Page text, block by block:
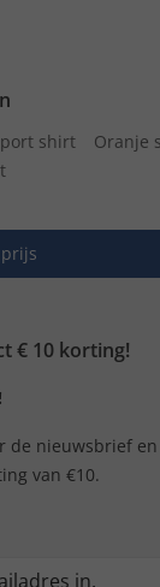
shirt Oranje
€ 10 korting!
de nieuwsbrief
van €10.